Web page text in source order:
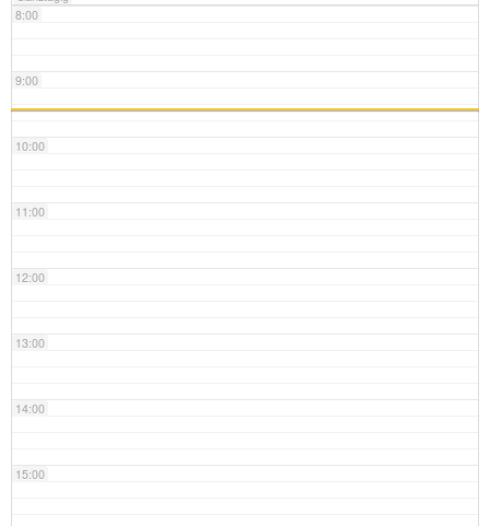
8:00
9:00
10:00
11:00
12:00
13:00
14:00
15:00